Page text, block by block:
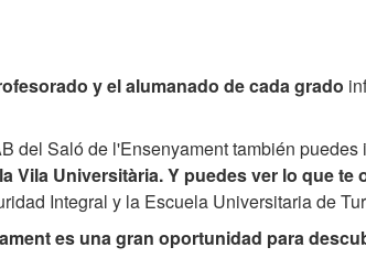
y el alumanado de cada grado
del Saló de l'Ensenyament también puedes
Vila Universitària. Y puedes ver lo que te
Integral y la Escuela Universitaria de
es una gran oportunidad para